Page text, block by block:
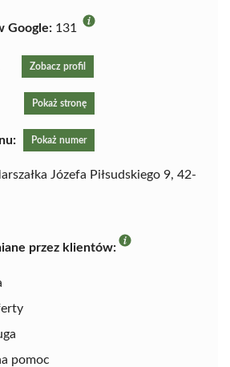
Google: 131
Zobacz profil
Pokaż stronę
Pokaż numer
Józefa Piłsudskiego 9, 42-
przez klientów:
pomoc